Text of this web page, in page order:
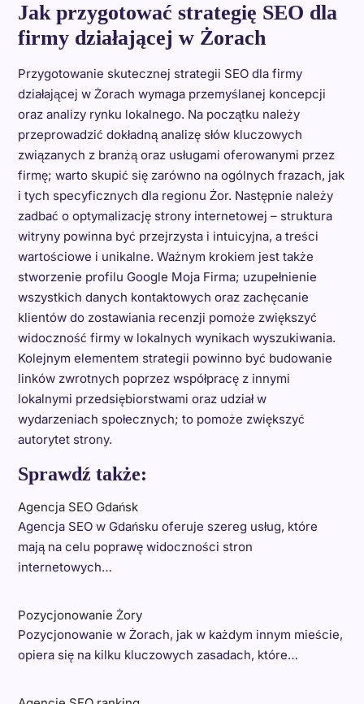
Jak przygotować strategię SEO dla
firmy działającej w Żorach
Przygotowanie skutecznej strategii SEO dla firmy
działającej w Żorach wymaga przemyślanej koncepcji
oraz analizy rynku lokalnego. Na początku należy
przeprowadzić dokładną analizę słów kluczowych
związanych z branżą oraz usługami oferowanymi przez
firmę; warto skupić się zarówno na ogólnych frazach, jak
i tych specyficznych dla regionu Żor. Następnie należy
zadbać o optymalizację strony internetowej – struktura
witryny powinna być przejrzysta i intuicyjna, a treści
wartościowe i unikalne. Ważnym krokiem jest także
stworzenie profilu Google Moja Firma; uzupełnienie
wszystkich danych kontaktowych oraz zachęcanie
klientów do zostawiania recenzji pomoże zwiększyć
widoczność firmy w lokalnych wynikach wyszukiwania.
Kolejnym elementem strategii powinno być budowanie
linków zwrotnych poprzez współpracę z innymi
lokalnymi przedsiębiorstwami oraz udział w
wydarzeniach społecznych; to pomoże zwiększyć
autorytet strony.
Sprawdź także:
Agencja SEO Gdańsk
Agencja SEO w Gdańsku oferuje szereg usług, które
mają na celu poprawę widoczności stron
internetowych…
Pozycjonowanie Żory
Pozycjonowanie w Żorach, jak w każdym innym mieście,
opiera się na kilku kluczowych zasadach, które…